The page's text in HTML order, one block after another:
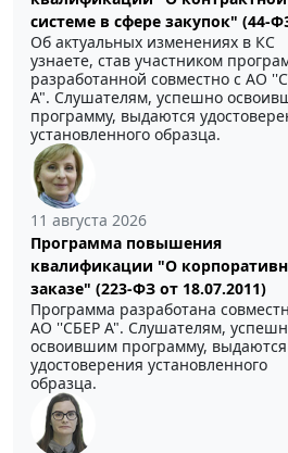
системе в сфере закупок" (44-
Об актуальных изменениях в КС
узнаете, став участником
разработанной совместно с АО
А". Слушателям, успешно
программу, выдаются
установленного образца.
11 августа 2026
Программа повышения
квалификации "О
заказе" (223-ФЗ от 18.07.2011)
Программа разработана
АО ''СБЕР А". Слушателям,
освоившим программу, выдаются
удостоверения установленного
образца.